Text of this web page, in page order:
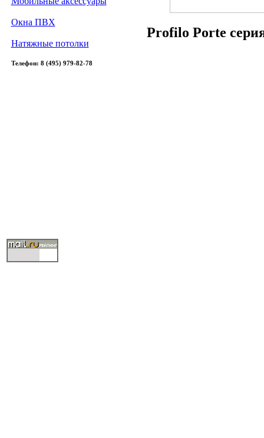
Окна ПВХ
Натяжные потолки
Телефон: 8 (495) 979-82-78
Profilo Porte